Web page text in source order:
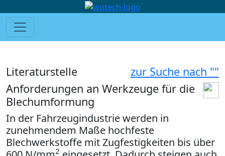
Literaturstelle
zur Suche nach ""
Anforderungen an Werkzeuge für die
Blechumformung
In der Fahrzeugindustrie werden in
zunehmendem Maße hochfeste
Blechwerkstoffe mit Zugfestigkeiten bis über
2